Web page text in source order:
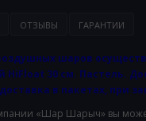
ОТЗЫВЫ ГАРАНТИИ
шаров
HiFloat 30 см. Пастель.
в пакетах, при
«Шар Шарыч» вы